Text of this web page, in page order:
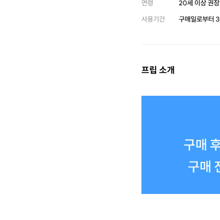
연령
20세 이상 권장
사용기간
구매일로부터
프립 소개